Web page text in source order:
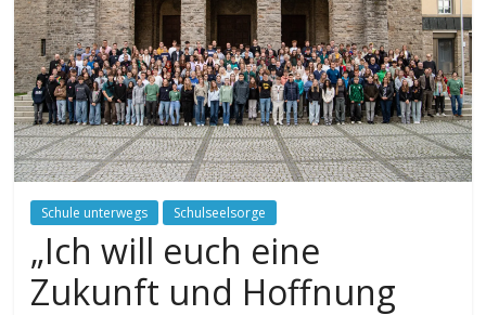
Schule unterwegs Schulseelsorge
„Ich will euch eine
Zukunft und Hoffnung